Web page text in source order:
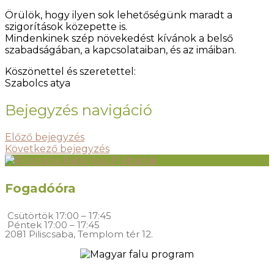
Örülök, hogy ilyen sok lehetőségünk maradt a
szigorítások közepette is.
Mindenkinek szép növekedést kívánok a belső
szabadságában, a kapcsolataiban, és az imáiban.
Köszönettel és szeretettel:
Szabolcs atya
Bejegyzés navigáció
Előző bejegyzés
Következő bejegyzés
Fogadóóra
Csütörtök 17:00 – 17:45
Péntek 17:00 – 17:45
2081 Piliscsaba, Templom tér 12.